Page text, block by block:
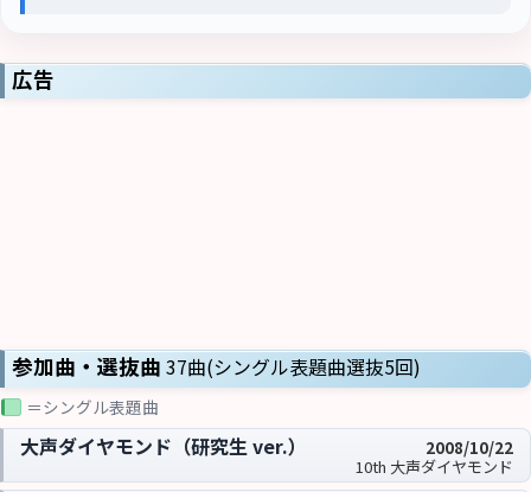
広告
参加曲・選抜曲 37曲(シングル表題曲選抜5回)
＝シングル表題曲
大声ダイヤモンド（研究生 ver.）
2008/10/22
10th 大声ダイヤモンド